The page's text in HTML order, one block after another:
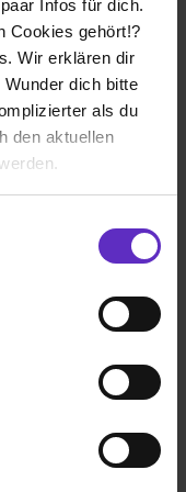
Infos für dich.
Cookies gehört!?
Wir erklären dir
dich bitte
als du
den aktuellen
zu
um
unserer Website an
und Anzeigen zu
sind